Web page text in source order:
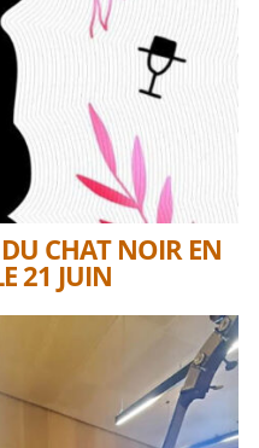
DU CHAT NOIR EN
21 JUIN